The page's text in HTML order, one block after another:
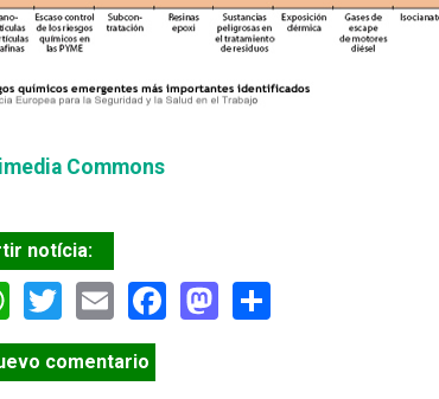
Commons
notícia:
WhatsApp
TwitterEmailFacebook
Mastodon
comentario